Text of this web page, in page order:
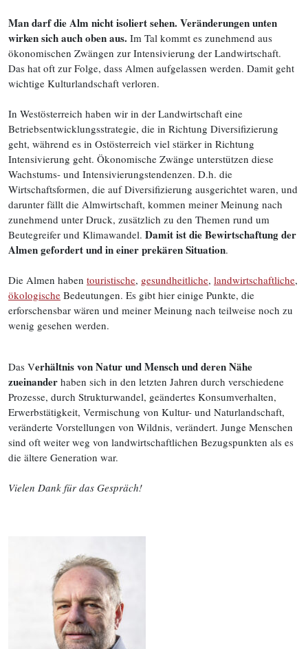
Man darf die Alm nicht isoliert sehen. Veränderungen unten
wirken sich auch oben aus. Im Tal kommt es zunehmend aus
ökonomischen Zwängen zur Intensivierung der Landwirtschaft.
Das hat oft zur Folge, dass Almen aufgelassen werden. Damit geht
wichtige Kulturlandschaft verloren.
In Westösterreich haben wir in der Landwirtschaft eine
Betriebsentwicklungsstrategie, die in Richtung Diversifizierung
geht, während es in Ostösterreich viel stärker in Richtung
Intensivierung geht. Ökonomische Zwänge unterstützen diese
Wachstums- und Intensivierungstendenzen. D.h. die
Wirtschaftsformen, die auf Diversifizierung ausgerichtet waren, und
darunter fällt die Almwirtschaft, kommen meiner Meinung nach
zunehmend unter Druck, zusätzlich zu den Themen rund um
Beutegreifer und Klimawandel. Damit ist die Bewirtschaftung der
Almen gefordert und in einer prekären Situation.
Die Almen haben touristische, gesundheitliche, landwirtschaftliche,
ökologische Bedeutungen. Es gibt hier einige Punkte, die
erforschensbar wären und meiner Meinung nach teilweise noch zu
wenig gesehen werden.
Das Verhältnis von Natur und Mensch und deren Nähe
zueinander haben sich in den letzten Jahren durch verschiedene
Prozesse, durch Strukturwandel, geändertes Konsumverhalten,
Erwerbstätigkeit, Vermischung von Kultur- und Naturlandschaft,
veränderte Vorstellungen von Wildnis, verändert. Junge Menschen
sind oft weiter weg von landwirtschaftlichen Bezugspunkten als es
die ältere Generation war.
Vielen Dank für das Gespräch!